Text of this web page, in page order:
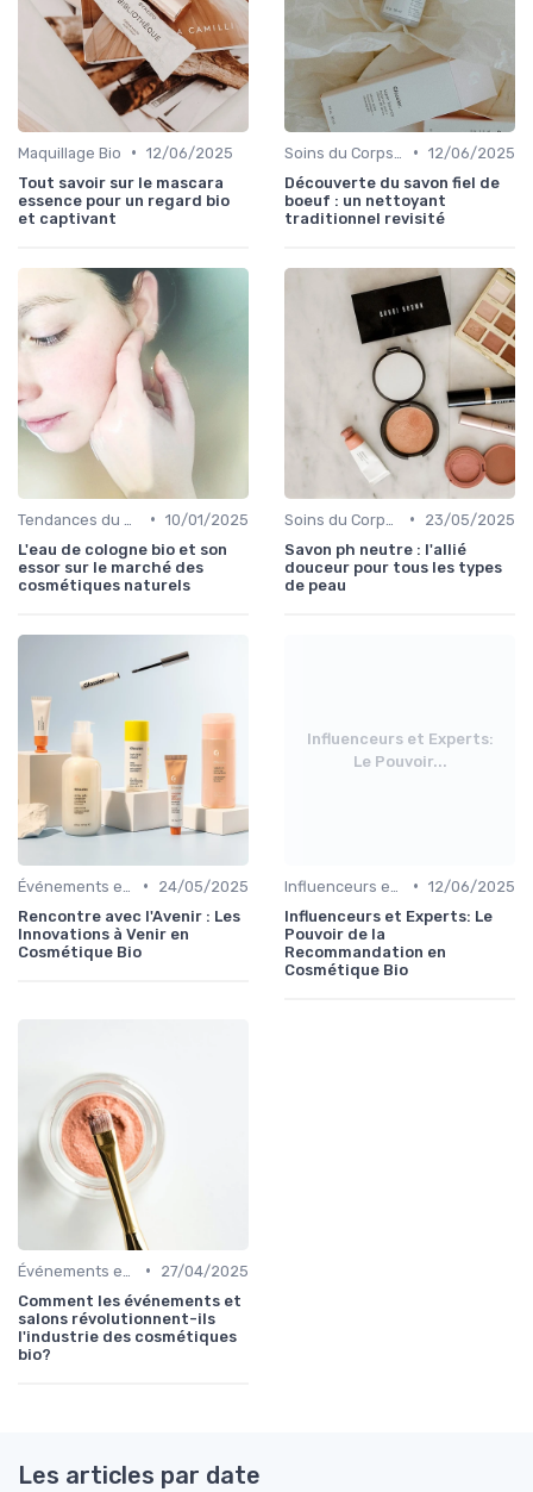
Maquillage Bio • 12/06/2025
Tout savoir sur le mascara
essence pour un regard bio
et captivant
• 12/06/2025
Découverte du savon fiel de
boeuf : un nettoyant
traditionnel revisité
• 10/01/2025
L'eau de cologne bio et son
essor sur le marché des
cosmétiques naturels
•
23/05/2025
Savon ph neutre : l'allié
douceur pour tous les types
de peau
•
24/05/2025
Rencontre avec l'Avenir : Les
Innovations à Venir en
Cosmétique Bio
Influenceurs et Experts:
Le Pouvoir...
• 12/06/2025
Influenceurs et Experts: Le
Pouvoir de la
Recommandation en
Cosmétique Bio
•
27/04/2025
Comment les événements et
salons révolutionnent-ils
l'industrie des cosmétiques
bio?
Les articles par date